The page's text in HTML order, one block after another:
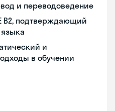
и переводоведение
B2, подтверждающий
и
в обучении